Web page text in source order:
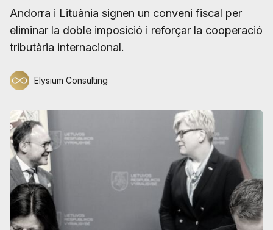
Andorra i Lituània signen un conveni fiscal per
eliminar la doble imposició i reforçar la cooperació
tributària internacional.
Elysium Consulting